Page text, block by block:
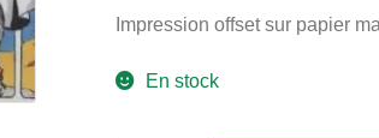
Impression offset sur papier
En stock